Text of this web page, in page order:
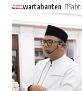
wartabanten